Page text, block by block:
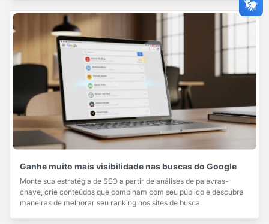
Ganhe muito mais visibilidade nas buscas do Google
Monte sua estratégia de SEO a partir de análises de palavras-
chave, crie conteúdos que combinam com seu público e descubra
maneiras de melhorar seu ranking nos sites de busca.